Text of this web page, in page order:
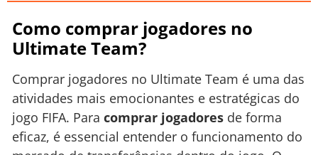
Como comprar jogadores no
Ultimate Team?
Comprar jogadores no Ultimate Team é uma das
atividades mais emocionantes e estratégicas do
jogo FIFA. Para comprar jogadores de forma
eficaz, é essencial entender o funcionamento do